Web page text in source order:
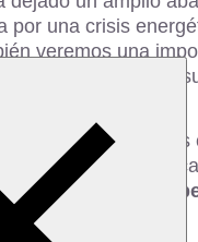
por una crisis
veremos una
de legislación que
con
así como la
de cualquier